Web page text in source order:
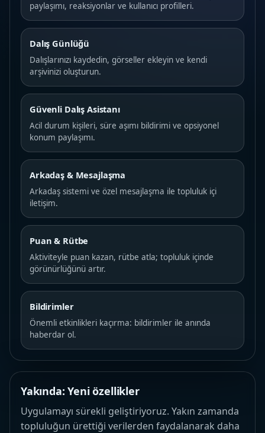
paylaşımı, reaksiyonlar ve kullanıcı profilleri.
Dalış Günlüğü
Dalışlarınızı kaydedin, görseller ekleyin ve kendi
arşivinizi oluşturun.
Güvenli Dalış Asistanı
Acil durum kişileri, süre aşımı bildirimi ve opsiyonel
konum paylaşımı.
Arkadaş & Mesajlaşma
Arkadaş sistemi ve özel mesajlaşma ile topluluk içi
iletişim.
Puan & Rütbe
Aktiviteyle puan kazan, rütbe atla; topluluk içinde
görünürlüğünü artır.
Bildirimler
Önemli etkinlikleri kaçırma: bildirimler ile anında
haberdar ol.
Yakında: Yeni özellikler
Uygulamayı sürekli geliştiriyoruz. Yakın zamanda
topluluğun ürettiği verilerden faydalanarak daha